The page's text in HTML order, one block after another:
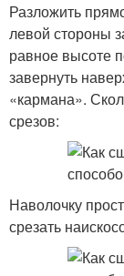
Разложить
левой стороны
равное высоте
завернуть
«кармана».
срезов:
Наволочку
срезать